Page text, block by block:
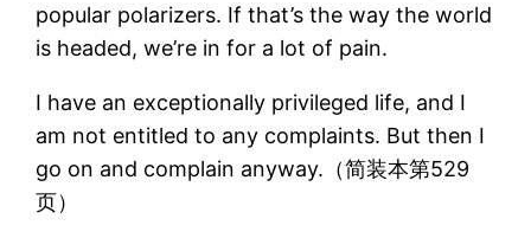
popular polarizers. If that’s the way the world
is headed, we’re in for a lot of pain.
I have an exceptionally privileged life, and I
am not entitled to any complaints. But then I
go on and complain anyway.（简装本第529
页）